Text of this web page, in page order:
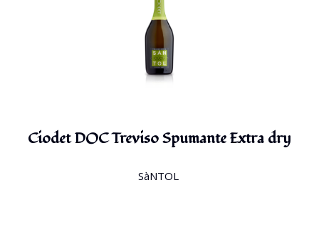
Ciodet DOC Treviso Spumante Extra dry
SàNTOL